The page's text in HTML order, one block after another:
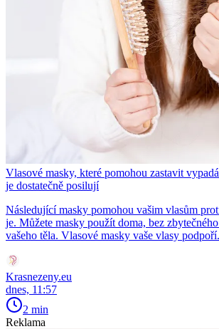
Vlasové masky, které pomohou zastavit
je dostatečně posilují
Následující masky pomohou vašim vlasům
je. Můžete masky použít doma, bez
vašeho těla. Vlasové masky vaše vlasy podpoří.
Krasnezeny.eu
dnes, 11:57
2 min
Reklama